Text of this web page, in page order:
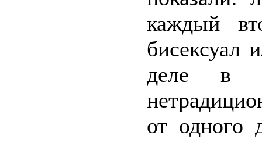
каждый
бисексуал
деле в
от одного